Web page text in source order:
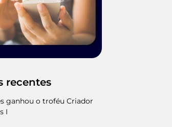
recentes
ganhou o troféu Criador
I